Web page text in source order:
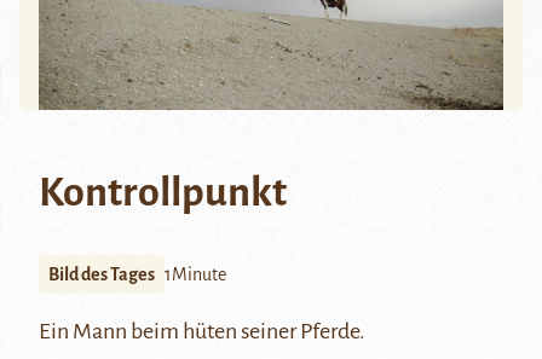
Kontrollpunkt
Bild des Tages 1Minute
Ein Mann beim hüten seiner Pferde.